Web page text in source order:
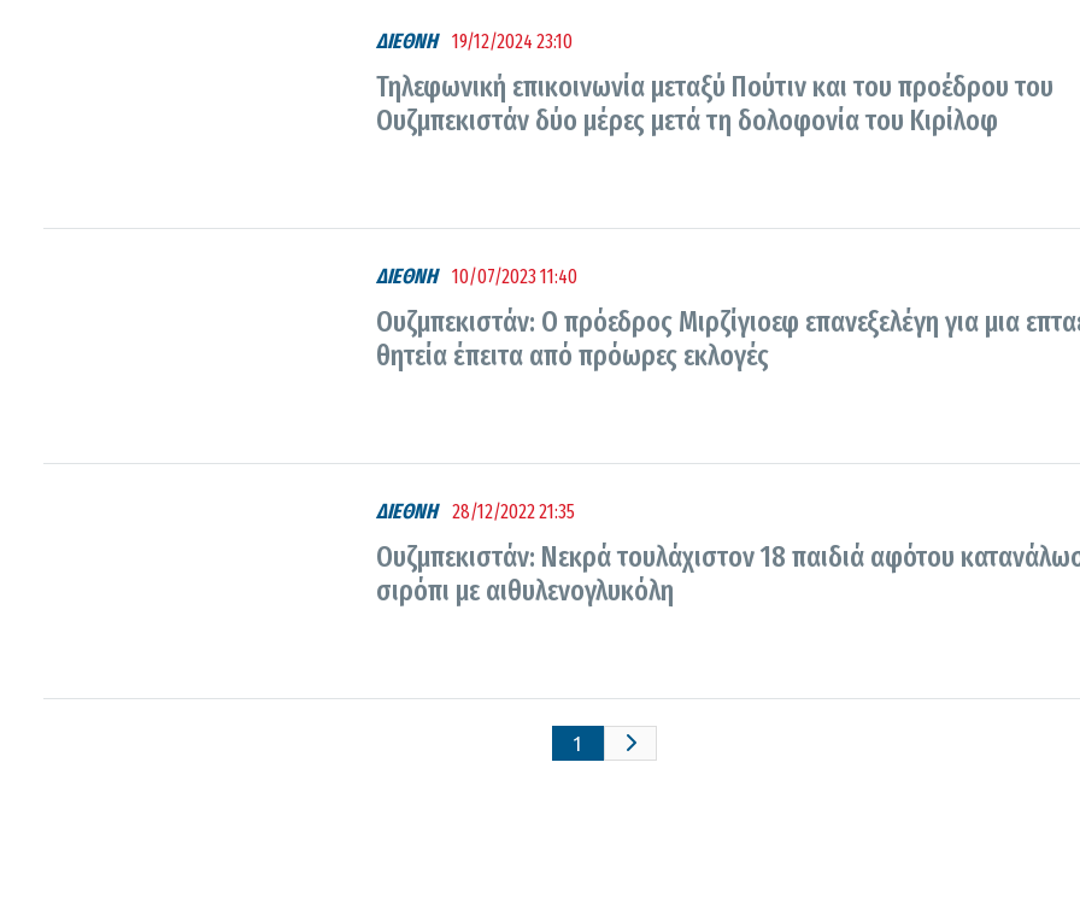
ΔΙΕΘΝΗ 19/12/2024 23:10
Τηλεφωνική επικοινωνία μεταξύ Πούτιν και του προέδρου του
Ουζμπεκιστάν δύο μέρες μετά τη δολοφονία του Κιρίλοφ
ΔΙΕΘΝΗ 10/07/2023 11:40
Ουζμπεκιστάν: Ο πρόεδρος Μιρζίγιοεφ επανεξελέγη για μια
θητεία έπειτα από πρόωρες εκλογές
ΔΙΕΘΝΗ 28/12/2022 21:35
Ουζμπεκιστάν: Νεκρά τουλάχιστον 18 παιδιά αφότου
σιρόπι με αιθυλενογλυκόλη
1